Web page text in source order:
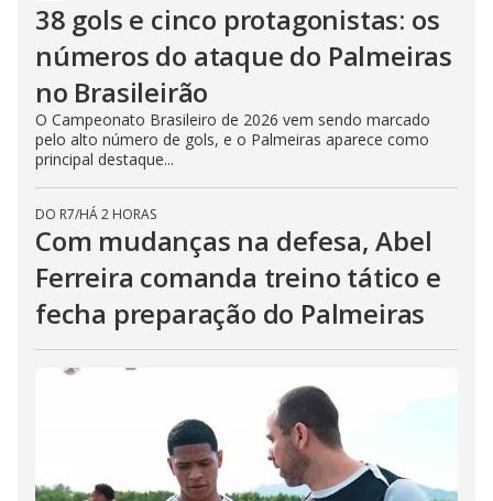
38 gols e cinco protagonistas: os
números do ataque do Palmeiras
no Brasileirão
O Campeonato Brasileiro de 2026 vem sendo marcado
pelo alto número de gols, e o Palmeiras aparece como
principal destaque...
DO R7/HÁ 2 HORAS
Com mudanças na defesa, Abel
Ferreira comanda treino tático e
fecha preparação do Palmeiras